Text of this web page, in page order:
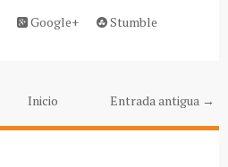
Google+
Stumble
Entrada antigua →
Inicio